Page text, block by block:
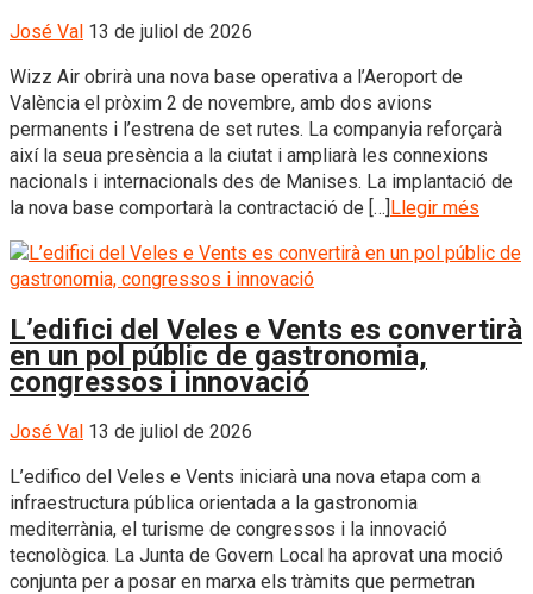
José Val 13 de juliol de 2026
Wizz Air obrirà una nova base operativa a l’Aeroport de
València el pròxim 2 de novembre, amb dos avions
permanents i l’estrena de set rutes. La companyia reforçarà
així la seua presència a la ciutat i ampliarà les connexions
nacionals i internacionals des de Manises. La implantació de
la nova base comportarà la contractació de […]Llegir més
L’edifici del Veles e Vents es convertirà
en un pol públic de gastronomia,
congressos i innovació
José Val 13 de juliol de 2026
L’edifico del Veles e Vents iniciarà una nova etapa com a
infraestructura pública orientada a la gastronomia
mediterrània, el turisme de congressos i la innovació
tecnològica. La Junta de Govern Local ha aprovat una moció
conjunta per a posar en marxa els tràmits que permetran